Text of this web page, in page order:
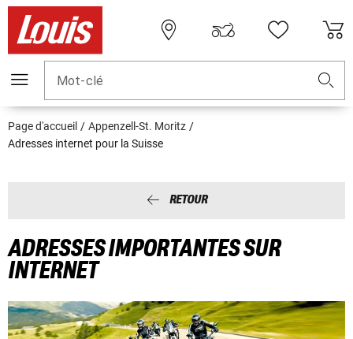
Mot-clé
Page d'accueil
Appenzell-St. Moritz
Adresses internet pour la Suisse
RET​OUR
ADRESSES IMPORTANTES SUR
INTERNET